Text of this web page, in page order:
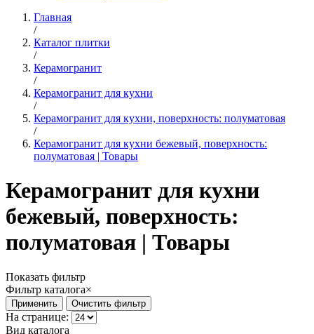
Главная
/
Каталог плитки
/
Керамогранит
/
Керамогранит для кухни
/
Керамогранит для кухни, поверхность: полуматовая
/
Керамогранит для кухни бежевый, поверхность:
полуматовая | Товары
Керамогранит для кухни
бежевый, поверхность:
полуматовая | Товары
Показать фильтр
Фильтр каталога×
На странице:
Вид каталога